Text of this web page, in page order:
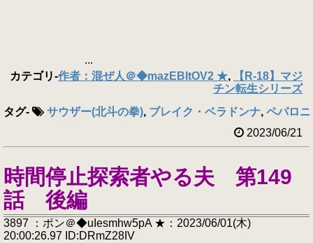
...
カテゴリ-作者：混ぜ人＠◆mazEBItOV2 ★,
【R-18】マジ
チン転生シリーズ
タグ- サウザー(北斗の拳), ブレイク・ベラドンナ, ペパロ
2023/06/21
時間停止探索者やる夫 第149
話 後編
3897 ：ポン＠◆uIesmhw5pA ★：2023/06/01(木)
20:00:26.97 ID:DRmZ28IV